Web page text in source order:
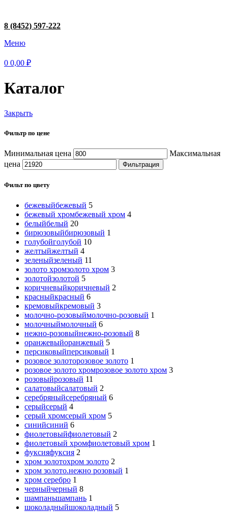
8 (8452) 597-222
Меню
0 0,00 ₽
Каталог
Закрыть
Фильтр по цене
Минимальная цена
Максимальная
цена
Фильтрация
Фильт по цвету
бежевыйбежевый 5
бежевый хромбежевый хром 4
белыйбелый 20
бирюзовыйбирюзовый 1
голубойголубой 10
желтыйжелтый 4
зеленыйзеленый 11
золото хромзолото хром 3
золотойзолотой 5
коричневыйкоричневый 2
красныйкрасный 6
кремовыйкремовый 3
молочно-розовыймолочно-розовый 1
молочныймолочный 6
нежно-розовыйнежно-розовый 8
оранжевыйоранжевый 5
персиковыйперсиковый 1
розовое золоторозовое золото 1
розовое золото хромрозовое золото хром 3
розовыйрозовый 11
салатовыйсалатовый 2
серебряныйсеребряный 6
серыйсерый 4
серый хромсерый хром 5
синийсиний 6
фиолетовыйфиолетовый 2
фиолетовый хромфиолетовый хром 1
фуксияфуксия 2
хром золотохром золото 2
хром золото.нежно розовый 1
хром серебро 1
черныйчерный 8
шампаньшампань 1
шоколадныйшоколадный 5